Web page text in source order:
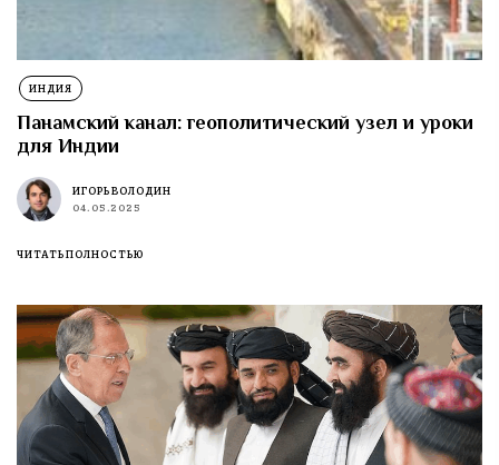
ИНДИЯ
Панамский канал: геополитический узел и уроки
для Индии
ИГОРЬ ВОЛОДИН
04.05.2025
ЧИТАТЬ ПОЛНОСТЬЮ